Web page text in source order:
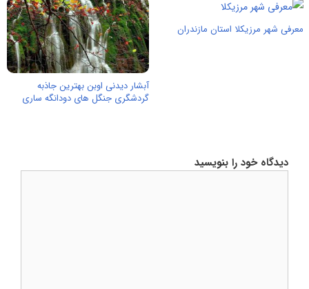
معرفی شهر مرزیکلا استان مازندران
آبشار دیدنی اوبن بهترین جاذبه
گردشگری جنگل های دودانگه ساری
دیدگاه خود را بنویسید